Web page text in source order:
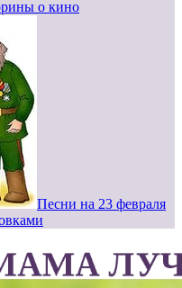
о кино
Песни на 23 февраля